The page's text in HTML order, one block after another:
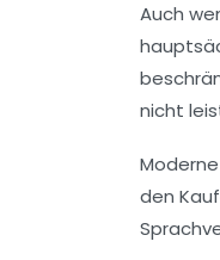
Auch
nicht
den